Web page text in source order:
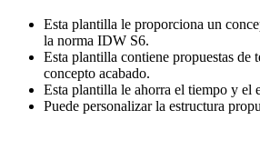
Esta plantilla le proporciona un
la norma IDW S6.
Esta plantilla contiene propuestas de
concepto acabado.
Esta plantilla le ahorra el tiempo y el
Puede personalizar la estructura